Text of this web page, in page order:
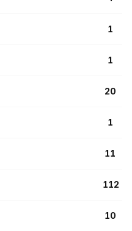
1
1
20
1
11
112
10